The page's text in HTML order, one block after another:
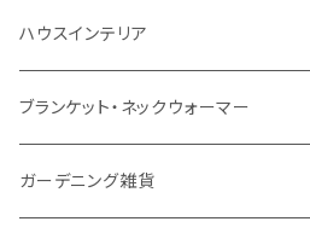
防水
ナイロン
カスタムデザインタンブラー
陶器
磁器マグ・湯呑
カスタムデザイン
保存容器
キッチンツール
メモ
ノート
付箋
ハンディライト
デスクライト
付属ライト
充電器
モバイルスタンド
モバイルリング
折りたたみ式ミラー
スライド式ミラー
ケース付きミラー
ハウスインテリア
ピクチャーボード、ポスター
フォトフレーム、スタンド
ブランケット・ネックウォーマー
ブランケット
ガーデニング雑貨